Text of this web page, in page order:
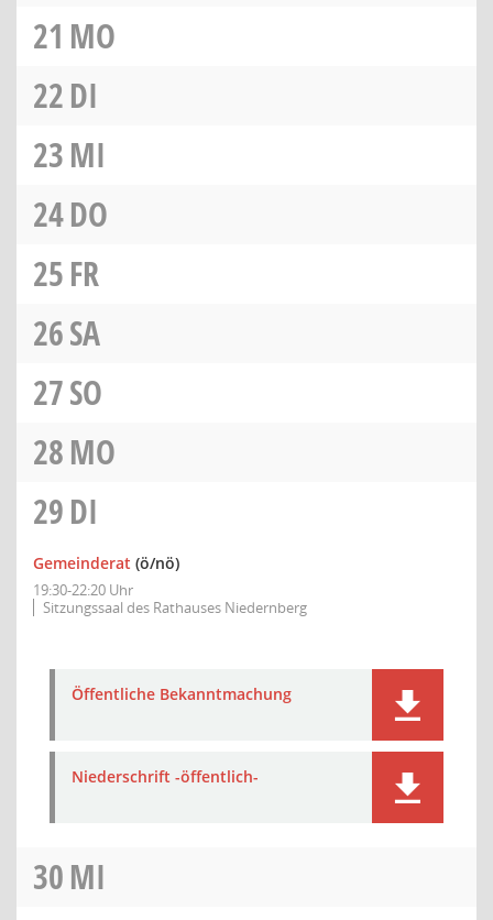
21 MO
22DI
23MI
24DO
25FR
26SA
27SO
28MO
29DI
Gemeinderat (ö/nö)
19:30-22:20 Uhr
Sitzungssaal des Rathauses Niedernberg
Öffentliche Bekanntmachung
Niederschrift -öffentlich-
30MI